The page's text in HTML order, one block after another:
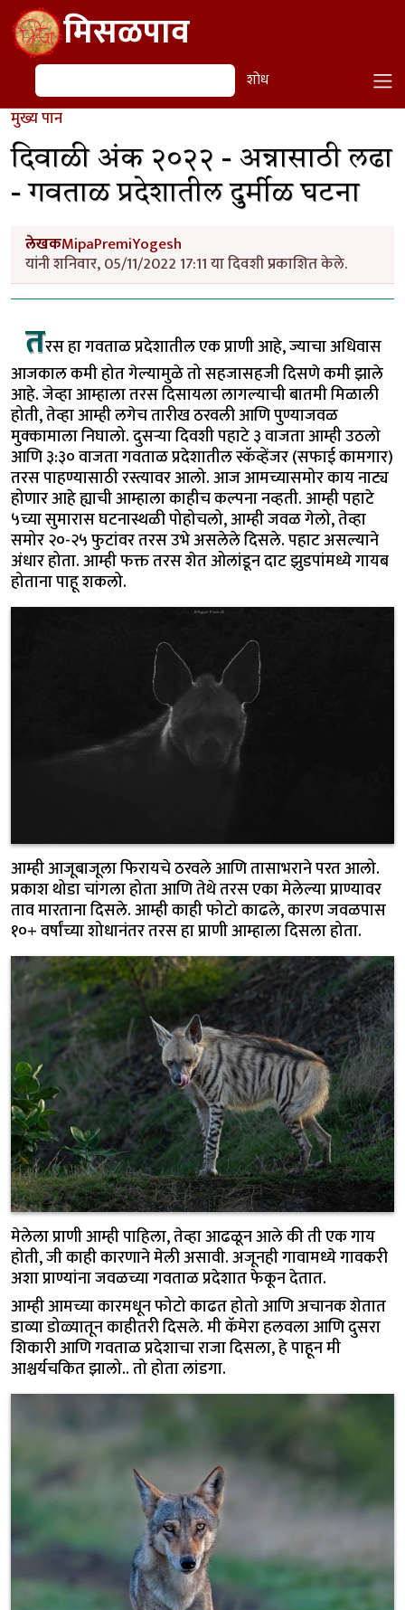
Skip to main contentमिसळपाव
शोध शोध
मुख्य पान
दिवाळी अंक २०२२ - अन्नासाठी लढा
- गवताळ प्रदेशातील दुर्मीळ घटना
लेखकMipaPremiYogesh
यांनी शनिवार, 05/11/2022 17:11 या दिवशी प्रकाशित केले.
तरस हा गवताळ प्रदेशातील एक प्राणी आहे, ज्याचा अधिवास
आजकाल कमी होत गेल्यामुळे तो सहजासहजी दिसणे कमी झाले
आहे. जेव्हा आम्हाला तरस दिसायला लागल्याची बातमी मिळाली
होती, तेव्हा आम्ही लगेच तारीख ठरवली आणि पुण्याजवळ
मुक्कामाला निघालो. दुसऱ्या दिवशी पहाटे ३ वाजता आम्ही उठलो
आणि ३:३० वाजता गवताळ प्रदेशातील स्कॅव्हेंजर (सफाई कामगार)
तरस पाहण्यासाठी रस्त्यावर आलो. आज आमच्यासमोर काय नाट्य
होणार आहे ह्याची आम्हाला काहीच कल्पना नव्हती. आम्ही पहाटे
५च्या सुमारास घटनास्थळी पोहोचलो, आम्ही जवळ गेलो, तेव्हा
समोर २०-२५ फुटांवर तरस उभे असलेले दिसले. पहाट असल्याने
अंधार होता. आम्ही फक्त तरस शेत ओलांडून दाट झुडपांमध्ये गायब
होताना पाहू शकलो.
आम्ही आजूबाजूला फिरायचे ठरवले आणि तासाभराने परत आलो.
प्रकाश थोडा चांगला होता आणि तेथे तरस एका मेलेल्या प्राण्यावर
ताव मारताना दिसले. आम्ही काही फोटो काढले, कारण जवळपास
१०+ वर्षांच्या शोधानंतर तरस हा प्राणी आम्हाला दिसला होता.
मेलेला प्राणी आम्ही पाहिला, तेव्हा आढळून आले की ती एक गाय
होती, जी काही कारणाने मेली असावी. अजूनही गावामध्ये गावकरी
अशा प्राण्यांना जवळच्या गवताळ प्रदेशात फेकून देतात.
आम्ही आमच्या कारमधून फोटो काढत होतो आणि अचानक शेतात
डाव्या डोळ्यातून काहीतरी दिसले. मी कॅमेरा हलवला आणि दुसरा
शिकारी आणि गवताळ प्रदेशाचा राजा दिसला, हे पाहून मी
आश्चर्यचकित झालो.. तो होता लांडगा.